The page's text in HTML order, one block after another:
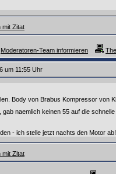
mit Zitat
Moderatoren-Team informieren
um 11:55 Uhr
Body von Brabus Kompressor von
naemlich keinen 55 auf die schnelle
- ich stelle jetzt nachts den Motor
mit Zitat